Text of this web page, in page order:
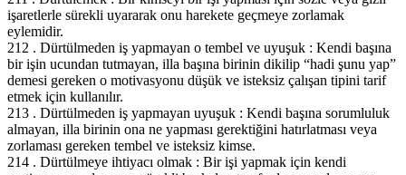
işaretlerle sürekli uyararak onu harekete geçmeye zorlamak
eylemidir.
212 . Dürtülmeden iş yapmayan o tembel ve uyuşuk : Kendi başına
bir işin ucundan tutmayan, illa başına birinin dikilip “hadi şunu yap”
demesi gereken o motivasyonu düşük ve isteksiz çalışan tipini tarif
etmek için kullanılır.
213 . Dürtülmeden iş yapmayan uyuşuk : Kendi başına sorumluluk
almayan, illa birinin ona ne yapması gerektiğini hatırlatması veya
zorlaması gereken tembel ve isteksiz kimse.
214 . Dürtülmeye ihtiyacı olmak : Bir işi yapmak için kendi